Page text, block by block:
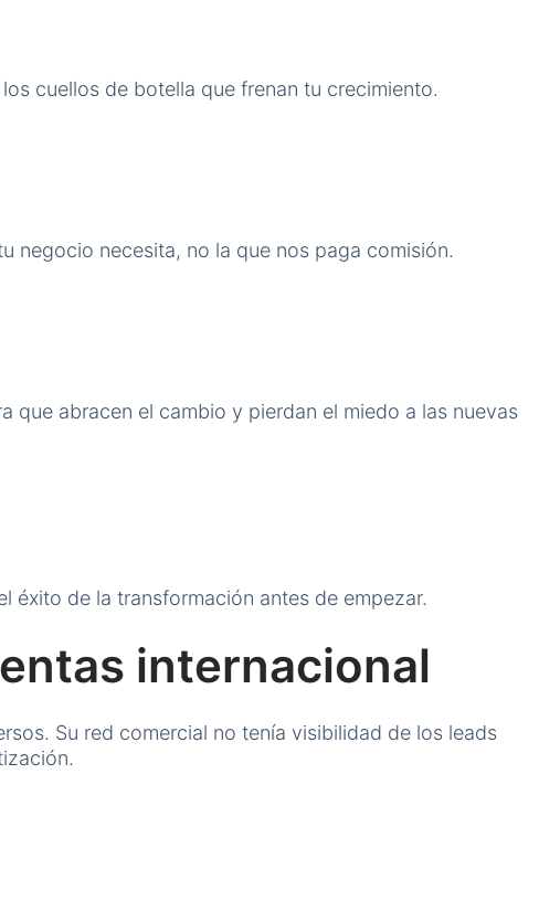
cuellos de botella que frenan tu crecimiento.
negocio necesita, no la que nos paga comisión.
abracen el cambio y pierdan el miedo a las nuevas
éxito de la transformación antes de empezar.
internacional
Su red comercial no tenía visibilidad de los leads